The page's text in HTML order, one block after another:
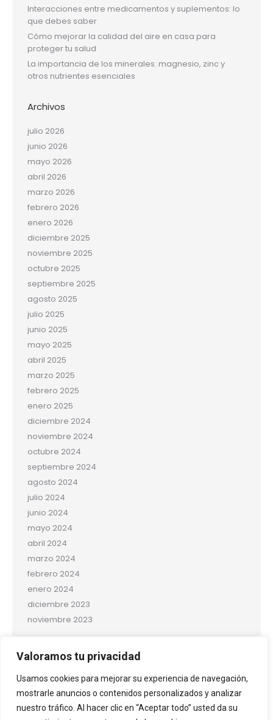
Valoramos tu privacidad
Usamos cookies para mejorar su experiencia de navegación,
mostrarle anuncios o contenidos personalizados y analizar
nuestro tráfico. Al hacer clic en “Aceptar todo” usted da su
Interacciones entre medicamentos y suplementos: lo
que debes saber
Cómo mejorar la calidad del aire en casa para
proteger tu salud
La importancia de los minerales: magnesio, zinc y
otros nutrientes esenciales
Archivos
julio 2026
junio 2026
mayo 2026
abril 2026
marzo 2026
febrero 2026
enero 2026
diciembre 2025
noviembre 2025
octubre 2025
septiembre 2025
agosto 2025
julio 2025
junio 2025
mayo 2025
abril 2025
marzo 2025
febrero 2025
enero 2025
diciembre 2024
noviembre 2024
octubre 2024
septiembre 2024
agosto 2024
julio 2024
junio 2024
mayo 2024
abril 2024
marzo 2024
febrero 2024
enero 2024
diciembre 2023
noviembre 2023
Categorías
Salud y bienestar
Uncategorized